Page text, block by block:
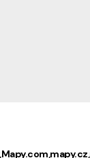
Mapy.commapy.cz